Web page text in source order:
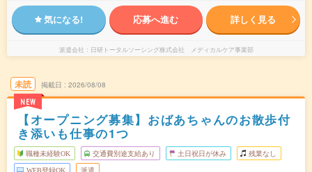
気になる! 応募へ進む 詳しく見る
派遣会社 日研トータルソーシング株式会社 メディカルケア事業部
未読
NEW
掲載日 2026/08/08
【オープニング募集】おばあちゃんのお散歩付
き添いも仕事の1つ
職種未経験OK 交通費別途支給あり 土日祝日が休み 残業なし
WEB登録OK 派遣